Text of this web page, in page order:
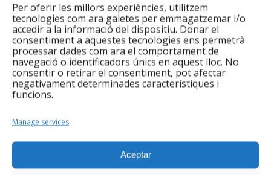
Per oferir les millors experiències, utilitzem
tecnologies com ara galetes per emmagatzemar i/o
accedir a la informació del dispositiu. Donar el
consentiment a aquestes tecnologies ens permetrà
processar dades com ara el comportament de
navegació o identificadors únics en aquest lloc. No
consentir o retirar el consentiment, pot afectar
negativament determinades característiques i
funcions.
Manage services
Aceptar
s’inicien les atencions de suport TIC, currículum,
classes de castellà, i classes de conversa de
castellà…
Compartir aquesta entrada
You might also like